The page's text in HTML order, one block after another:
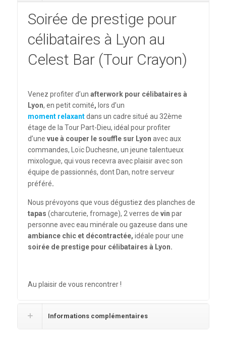
Soirée de prestige pour
célibataires à Lyon au
Celest Bar(Tour Crayon)
Venez profiter d’un afterwork pour célibataires à
Lyon, en petit comité, lors d’un
moment relaxantdans un cadre situé au 32ème
étage de la Tour Part-Dieu, idéal pour profiter
d’une vue à couper le souffle sur Lyon avec aux
commandes, Loïc Duchesne, un jeune talentueux
mixologue, qui vous recevra avec plaisir avec son
équipe de passionnés, dont Dan, notre serveur
préféré.
Nous prévoyons que vous dégustiez des planches de
tapas (charcuterie, fromage), 2 verres de vin par
personne avec eau minérale ou gazeuse dans une
ambiance chic et décontractée, idéale pour une
soirée de prestige pour célibataires à Lyon.
Au plaisir de vous rencontrer !
Informations complémentaires